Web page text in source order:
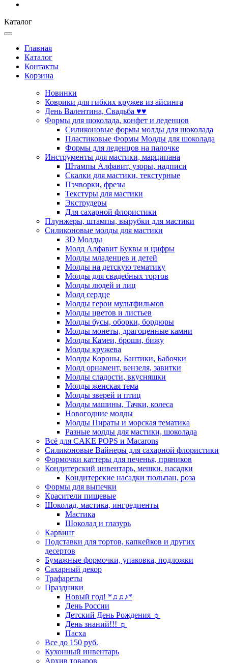
Каталог
Главная
Каталог
Контакты
Корзина
Новинки
Коврики для гибких кружев из айсинга
День Валентина, Свадьба ♥♥
Формы для шоколада, конфет и леденцов
Силиконовые формы молды для шоколада
Пластиковые Формы Молды для шоколада
Формы для леденцов на палочке
Инструменты для мастики, марципана
Штампы Алфавит, узоры, надписи
Скалки для мастики, текстурные
Пэчворки, фрезы
Текстуры для мастики
Экструдеры
Для сахарной флористики
Плунжеры, штампы, вырубки для мастики
Силиконовые молды для мастики
3D Молды
Молд Алфавит Буквы и цифры
Молды младенцев и детей
Молды на детскую тематику
Молды для свадебных тортов
Молды людей и лиц
Молд сердце
Молды герои мультфильмов
Молды цветов и листьев
Молды бусы, оборки, бордюры
Молды монеты, драгоценные камни
Молды Камеи, броши, бижу
Молды кружева
Молды Короны, Бантики, Бабочки
Молд орнамент, вензеля, завитки
Молды сладости, вкусняшки
Молды женская тема
Молды зверей и птиц
Молды машины, Тачки, колеса
Новогодние молды
Молды Пираты и морская тематика
Разные молды для мастики, шоколада
Всё для CAKE POPS и Macarons
Силиконовые Вайнеры для сахарной флористики
Формочки каттеры для печенья, пряников
Кондитерский инвентарь, мешки, насадки
Кондитерские насадки тюльпан, роза
Формы для выпечки
Красители пищевые
Шоколад, мастика, ингредиенты
Мастика
Шоколад и глазурь
Карвинг
Подставки для тортов, капкейков и других
десертов
Бумажные формочки, упаковка, подложки
Сахарный декор
Трафареты
Праздники
Новый год! *♫♫♪*
День России
Детский День Рождения ☼
День знаний!!! ☼
Пасха
Все до 150 руб.
Кухонный инвентарь
Архив товаров